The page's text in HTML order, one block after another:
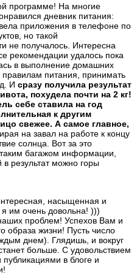
программе! На многие
дневник питания:
приложения в телефоне по
но такой
не получалось. Интересна
рекомендации удалось пока
в выполнение домашних
питания, принимать
И сразу получила результат
похудела почти на 2 кг!
себе ставила на год
к другим
свежее. А самое главное,
на завал на работе к концу
солнца. Вот за это
багажом информации,
результат можно горы
насыщенная и
я им очень довольна! )))
проблем! Успехов Вам и
образа жизни! Пусть число
днем). Глядишь, и вокруг
больше. С удовольствием
в блоге и